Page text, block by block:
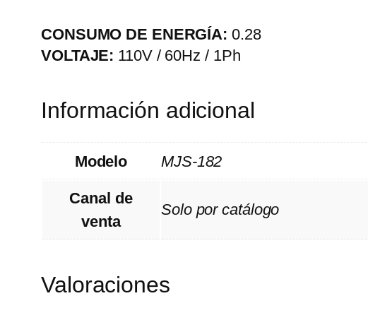
CONSUMO DE ENERGÍA: 0.28
VOLTAJE: 110V / 60Hz / 1Ph
Información adicional
Modelo MJS-182
Canal de
venta
Solo por catálogo
Valoraciones